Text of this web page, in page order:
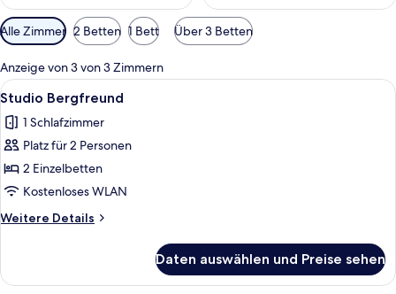
Verfügbare
Filter
für
Zimmer
Alle Zimmer 2 Betten 1 Bett Über 3 Betten
Anzeige von 3 von 3 Zimmern
Alle
Fotos
für
Studio
Bergfreund
anzeigen
Ein Schlafzimmer mit einem
3
Studio Bergfreund
1 Schlafzimmer
Platz für 2 Personen
2 Einzelbetten
Kostenloses WLAN
Weitere Details
Weitere
Bergfreund
Daten auswählen und Preise sehen